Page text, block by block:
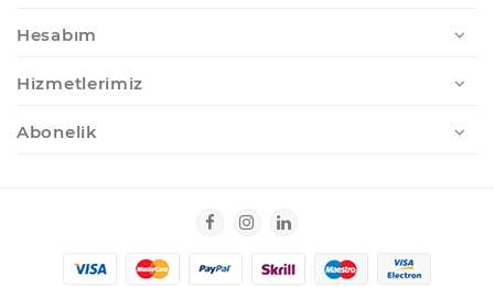
Hesabım
Hizmetlerimiz
Abonelik